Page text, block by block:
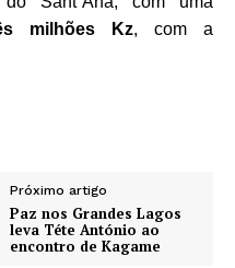
milhões Kz, com a
Próximo artigo
Paz nos Grandes Lagos
leva Téte António ao
encontro de Kagame